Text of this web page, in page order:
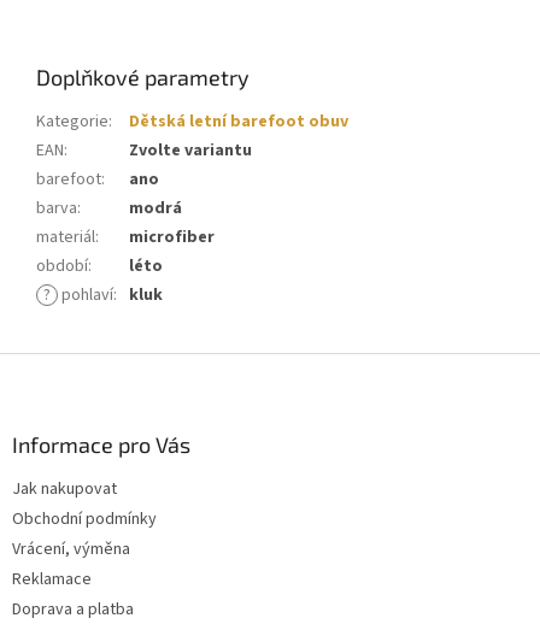
Doplňkové parametry
Kategorie:
Dětská letní barefoot obuv
EAN:
Zvolte variantu
barefoot:
ano
barva:
modrá
materiál:
microfiber
období:
léto
? pohlaví: kluk
Informace pro Vás
Jak nakupovat
Obchodní podmínky
Vrácení, výměna
Reklamace
Doprava a platba